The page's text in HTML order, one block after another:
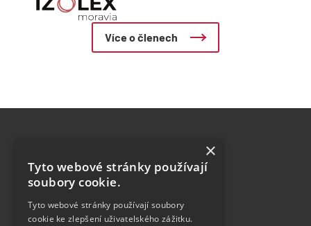
Více o členech
O nás
Členové sdružení
Realizace
×
Tyto webové stránky používají
soubory cookie.
Tyto webové stránky používají soubory
cookie ke zlepšení uživatelského zážitku.